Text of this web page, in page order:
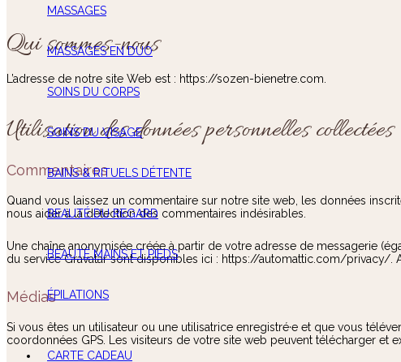
MASSAGES
MASSAGES EN DUO
SOINS DU CORPS
SOINS DU VISAGE
BAINS & RITUELS DÉTENTE
BEAUTÉ DU REGARD
BEAUTÉ MAINS ET PIEDS
ÉPILATIONS
CARTE CADEAU
Qui sommes-nous
L’adresse de notre site Web est : https://sozen-bienetre.com.
Utilisation des données personnelles collectées
Commentaires
Quand vous laissez un commentaire sur notre site web, les données
nous aider à la détection des commentaires indésirables.
Une chaîne anonymisée créée à partir de votre adresse de messagerie
du service Gravatar sont disponibles ici : https://automattic.com/privacy/
Médias
Si vous êtes un utilisateur ou une utilisatrice enregistré·e et que vous
coordonnées GPS. Les visiteurs de votre site web peuvent télécharger et